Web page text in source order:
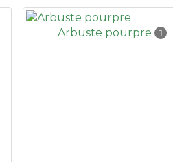
Arbuste pourpre 1